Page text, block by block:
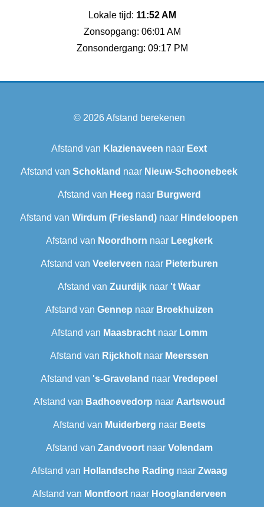
Lokale tijd: 11:52 AM
Zonsopgang: 06:01 AM
Zonsondergang: 09:17 PM
© 2026Afstand berekenen
Afstand van Klazienaveen naar Eext
Afstand van Schokland naar Nieuw-Schoonebeek
Afstand van Heeg naar Burgwerd
Afstand van Wirdum (Friesland) naar Hindeloopen
Afstand van Noordhorn naar Leegkerk
Afstand van Veelerveen naar Pieterburen
Afstand van Zuurdijk naar 't Waar
Afstand van Gennep naar Broekhuizen
Afstand van Maasbrachtnaar Lomm
Afstand van Rijckholtnaar Meerssen
Afstand van 's-Graveland naar Vredepeel
Afstand van Badhoevedorp naar Aartswoud
Afstand van Muiderberg naar Beets
Afstand van Zandvoortnaar Volendam
Afstand van Hollandsche Rading naar Zwaag
Afstand van Montfoortnaar Hooglanderveen